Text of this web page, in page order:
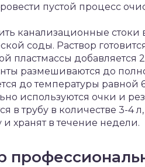
пустой процесс
канализационные
соды. Раствор
пластмассы добавляется
размешиваются до
до температуры
используются очки и
в трубу в количестве 3-
и хранят в течение недели.